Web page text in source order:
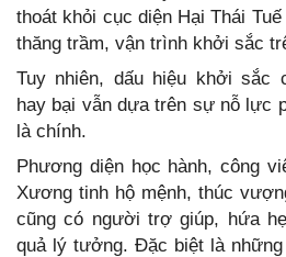
thoát khỏi cục diện Hại Thái
thăng trầm, vận trình khởi sắc
Tuy nhiên, dấu hiệu khởi sắc
hay bại vẫn dựa trên sự nỗ lực
là chính.
Phương diện học hành, công
Xương tinh hộ mệnh, thúc
cũng có người trợ giúp, hứa
quả lý tưởng. Đặc biệt là